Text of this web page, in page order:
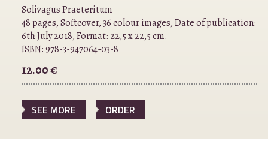
Solivagus Praeteritum
48 pages, Softcover, 36 colour images, Date of publication:
6th July 2018, Format: 22,5 x 22,5 cm.
ISBN:978-3-947064-03-8
12.00 €
SEE MORE ORDER